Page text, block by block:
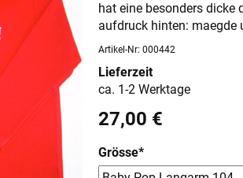
hat eine besonders
aufdruck hinten: maegde
Artikel-Nr: 000442
Lieferzeit
ca. 1-2 Werktage
27,00 €
Grösse*